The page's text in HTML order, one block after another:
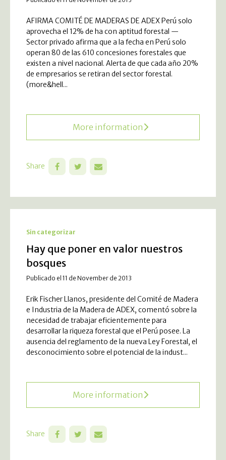
AFIRMA COMITÉ DE MADERAS DE ADEX Perú solo
aprovecha el 12% de ha con aptitud forestal —
Sector privado afirma que a la fecha en Perú solo
operan 80 de las 610 concesiones forestales que
existen a nivel nacional. Alerta de que cada año 20%
de empresarios se retiran del sector forestal.
(more&hell...
More information
Share
Sin categorizar
Hay que poner en valor nuestros
bosques
Publicado el 11 de November de 2013
Erik Fischer Llanos, presidente del Comité de Madera
e Industria de la Madera de ADEX, comentó sobre la
necesidad de trabajar eficientemente para
desarrollar la riqueza forestal que el Perú posee. La
ausencia del reglamento de la nueva Ley Forestal, el
desconocimiento sobre el potencial de la indust...
More information
Share